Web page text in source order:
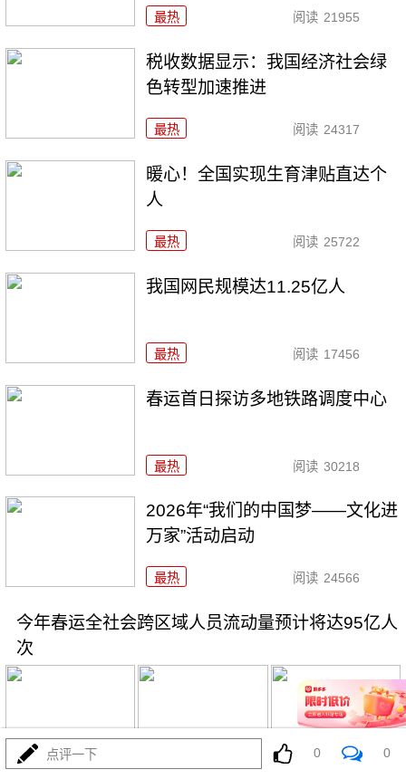
最热 阅读 21955
税收数据显示：我国经济社会绿
色转型加速推进
最热 阅读 24317
暖心！全国实现生育津贴直达个
人
最热 阅读 25722
我国网民规模达11.25亿人
最热 阅读 17456
春运首日探访多地铁路调度中心
最热 阅读 30218
2026年“我们的中国梦——文化进
万家”活动启动
最热 阅读 24566
今年春运全社会跨区域人员流动量预计将达95亿人
次
最热 阅读 24206
点评一下 0 0